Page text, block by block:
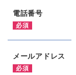
電話番号
必須
メールアドレス
必須